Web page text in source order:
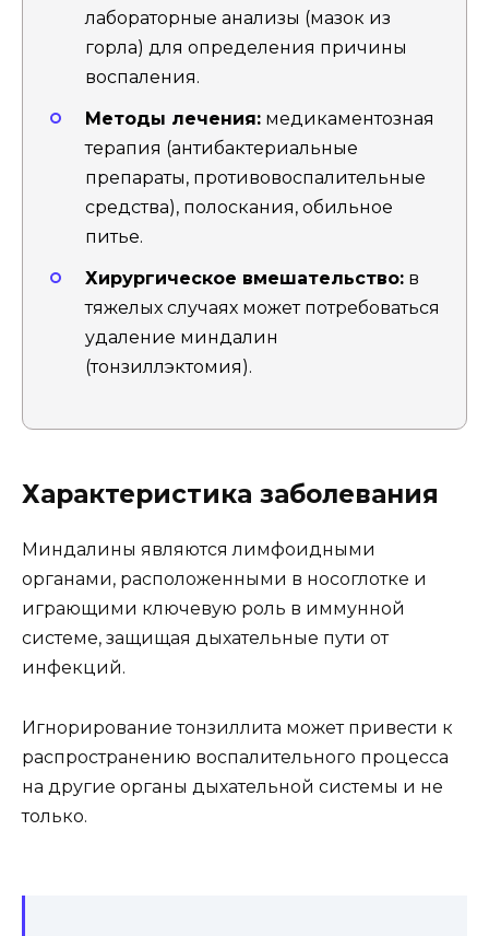
лабораторные анализы (мазок из
горла) для определения причины
воспаления.
Методы лечения: медикаментозная
терапия (антибактериальные
препараты, противовоспалительные
средства), полоскания, обильное
питье.
Хирургическое вмешательство: в
тяжелых случаях может потребоваться
удаление миндалин
(тонзиллэктомия).
Характеристика заболевания
Миндалины являются лимфоидными
органами, расположенными в носоглотке и
играющими ключевую роль в иммунной
системе, защищая дыхательные пути от
инфекций.
Игнорирование тонзиллита может привести к
распространению воспалительного процесса
на другие органы дыхательной системы и не
только.